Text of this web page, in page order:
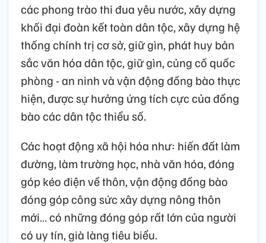
các phong trào thi đua yêu nước, xây dựng
khối đại đoàn kết toàn dân tộc, xây dựng hệ
thống chính trị cơ sở, giữ gìn, phát huy bản
sắc văn hóa dân tộc, giữ gìn, củng cố quốc
phòng - an ninh và vận động đồng bào thực
hiện, được sự hưởng ứng tích cực của đồng
bào các dân tộc thiểu số.
Các hoạt động xã hội hóa như: hiến đất làm
đường, làm trường học, nhà văn hóa, đóng
góp kéo điện về thôn, vận động đồng bào
đóng góp công sức xây dựng nông thôn
mới… có những đóng góp rất lớn của người
có uy tín, già làng tiêu biểu.